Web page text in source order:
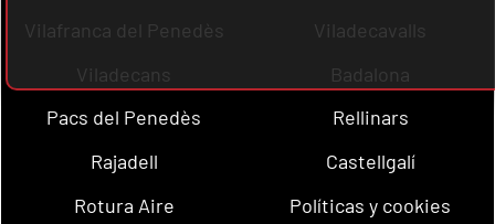
Vilafranca del Penedès
Viladecavalls
Viladecans
Badalona
Pacs del Penedès
Rellinars
Rajadell
Castellgalí
Rotura Aire
Políticas y cookies